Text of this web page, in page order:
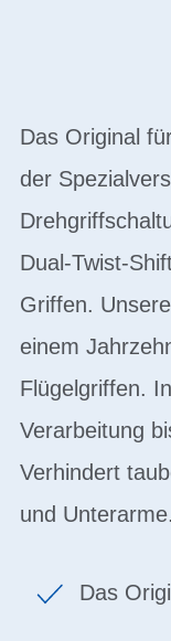
Das Original
der
Dual-Twist-
Griffen.
einem
Flügelgriffen.
Verarbeitung
Verhindert
und Unterarme.
Das